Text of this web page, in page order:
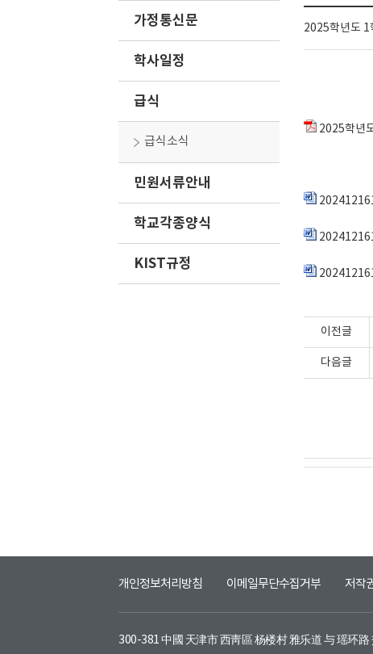
가정통신문
학사일정
급식
급식소식
민원서류안내
학교각종양식
KIST규정
2025학년도 1
2025학년
이전글
다음글
개인정보처리방침 이메일무단수집거부 저작
300-381 中國 天津市 西靑區 杨楼村 雅乐道 与 瑶环路